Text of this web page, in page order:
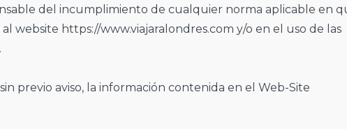
del incumplimiento de cualquier norma aplicable en
website https://www.viajaralondres.com y/o en el uso de las
previo aviso, la información contenida en el Web-Site